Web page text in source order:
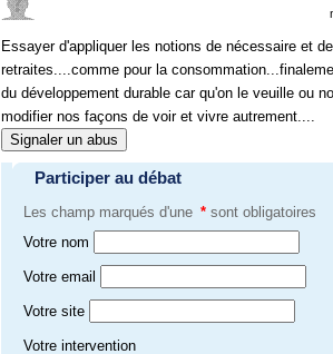
Essayer d'appliquer les notions de nécessaire et
retraites....comme pour la
du développement durable car qu'on le veuille ou
modifier nos façons de voir et vivre autrement....
Signaler un abus
Participer au débat
Les champ marqués d'une * sont obligatoires
Votre nom
Votre email
Votre site
Votre intervention